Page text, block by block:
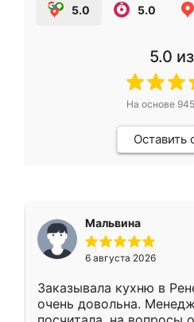
5.0 5.0
5.0
На основе 945
Оставить
Мальвина
6 августа 2026
Заказывала кухню в
очень довольна.